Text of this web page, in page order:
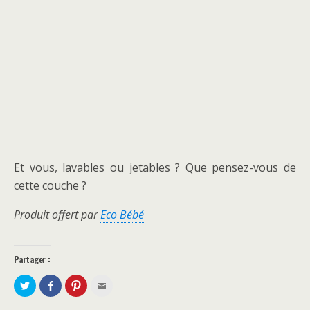
Et vous, lavables ou jetables ? Que pensez-vous de
cette couche ?
Produit offert parEco Bébé
Partager :
P
a
P
a
C
l